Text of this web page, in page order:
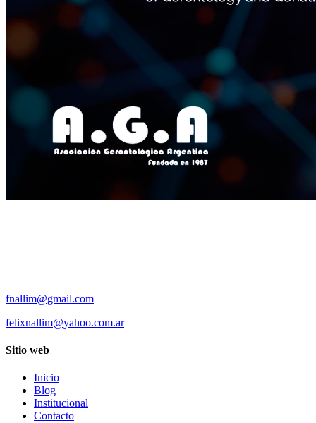
fnallim@gmail.com
felixnallim@yahoo.com.ar
Sitio web
Inicio
Blog
Institucional
Contacto